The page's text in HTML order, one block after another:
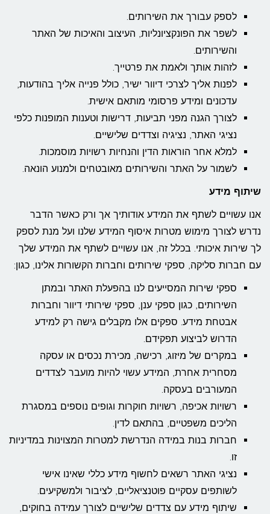
לספק עבורך את השירותים.
לשפר את הפונקציונליות, העיצוב והאיכות של האתר
והשירותים.
לזהות אותך ולאמת את פרטייך.
לפנות אליך לצרכי דיוור ישיר, כולל פנייה אליך בהודעות,
עדכונים ומידע פרסומי מותאם אישית.
לצורך הגנה מפני תביעות, דרישות וטענות המופנות כלפי
נציגי האתר, נציגיה וצדדים שלישיים.
למלא אחר הוראות הדין והנחיות רשויות מוסמכות.
לשמור על האתר והשירותים מאובטחים ולמנוע הונאה.
שיתוף מידע
אנו עשויים לשתף את המידע אודותיך אך ורק כאשר הדבר
נדרש לצורך מימוש מטרות איסוף המידע שלנו ועל מנת לספק
לך שירות איכותי. בכלל זה, אנו עשויים לשתף את המידע שלך
עם חברות סליקה, ספקי שירותים וחברות הקשורות אלינו, כגון:
ספקי שירות המסייעים לנו בהפעלת האתר ובמתן
השירותים, כגון ספקי ענן, ספקי שירותי דיוור וחברות
אבטחת מידע. ספקים אלו מקבלים גישה רק למידע
הדרוש לביצוע תפקידם.
במקרים של מיזוג, רכישה, מכירת נכסים או עסקה
מסחרית אחרת, המידע עשוי להיות מועבר לצדדים
המעורבים בעסקה.
רשויות אכיפה, רשויות חוקרות וגופים נוספים במסגרת
הליכים משפטיים, בהתאם לדין.
חברות בנות במידה הנדרשת למטרות המצוינות במדיניות
זו.
נציגי האתר רשאים לחשוף מידע כללי שאינו אישי
לשותפים עסקיים פוטנציאליים, לציבור ולמשקיעים.
שיתוף מידע עם צדדים שלישיים לצורך עמידה בחוקים,